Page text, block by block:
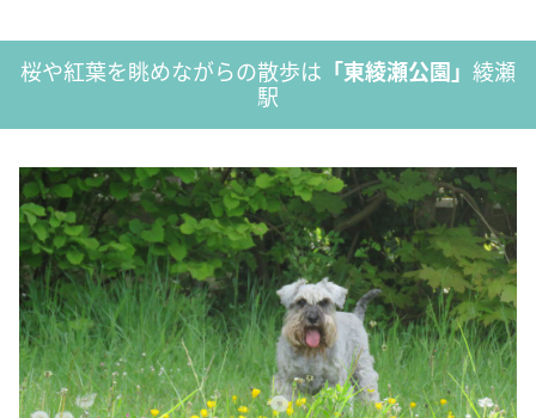
桜や紅葉を眺めながらの散歩は 「東綾瀬公園」 綾瀬
駅